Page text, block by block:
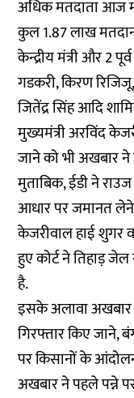
अधिक मतदाता आज
कुल 1.87 लाख
केन्द्रीय मंत्री और 2
गडकरी, किरण
जितेंद्र सिंह आदि
मुख्यमंत्री अरविंद
जाने को भी अखबार
मुताबिक, ईडी ने
आधार पर जमानत
केजरीवाल हाई शुगर
हुए कोर्ट ने तिहाड़
है.
इसके अलावा
गिरफ्तार किए जाने,
पर किसानों के
अखबार ने पहले पन्ने